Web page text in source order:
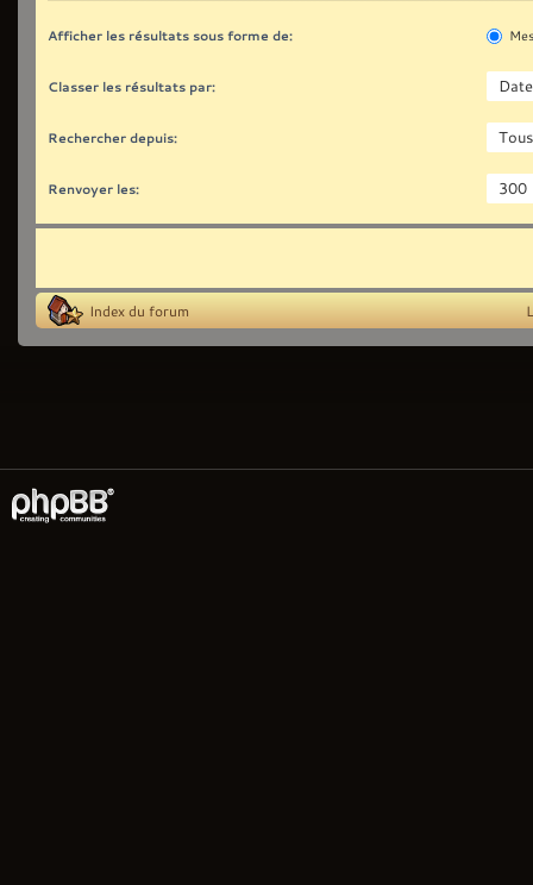
Afficher les résultats sous forme de:
Classer les résultats par:
Rechercher depuis:
Renvoyer les:
Index du forum